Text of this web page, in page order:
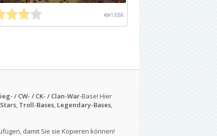
188K
/ CW- / CK- / Clan-War-Base! Hier
, Troll-Bases, Legendary-Bases,
damit Sie sie Kopieren können!